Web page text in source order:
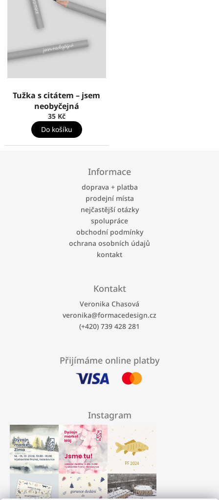
Tužka s citátem – jsem
neobyčejná
35 Kč
Do košíku
Informace
doprava + platba
prodejní místa
nejčastější otázky
spolupráce
obchodní podmínky
ochrana osobních údajů
kontakt
Kontakt
Veronika Chasová
veronika@formacedesign.cz
(+420) 739 428 281
Přijímáme online platby
Instagram